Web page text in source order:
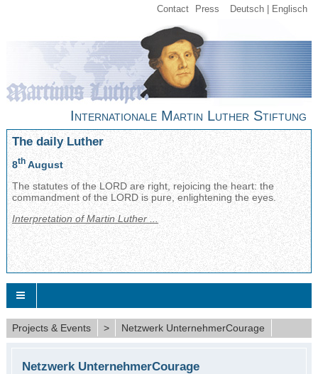
Contact Press Deutsch Englisch
Internationale Martin Luther Stiftung
The daily Luther
8thAugust
The statutes of the LORD are right, rejoicing the heart: the
commandment of the LORD is pure, enlightening the eyes.
Interpretation of Martin Luther ...
Projects & Events > Netzwerk UnternehmerCourage
Netzwerk UnternehmerCourage